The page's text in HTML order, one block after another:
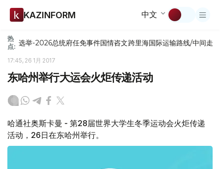
KAZINFORM 中文
热
点: 选举-2026总统府任免事件国情咨文跨里海国际运输路线/中间走廊
17:45, 26 1月 2017
东哈州举行大运会火炬传递活动
哈通社奥斯卡曼 - 第28届世界大学生冬季运动会火炬传递
活动，26日在东哈州举行。